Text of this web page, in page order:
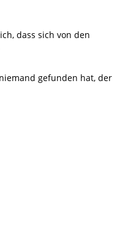
dass sich von den
gefunden hat, der